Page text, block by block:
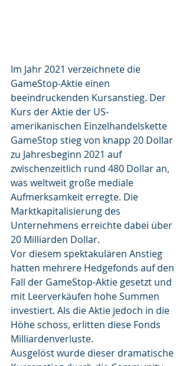
Im Jahr 2021 verzeichnete die
GameStop-Aktie einen
beeindruckenden Kursanstieg. Der
Kurs der Aktie der US-
amerikanischen Einzelhandelskette
GameStop stieg von knapp 20 Dollar
zu Jahresbeginn 2021 auf
zwischenzeitlich rund 480 Dollar an,
was weltweit große mediale
Aufmerksamkeit erregte. Die
Marktkapitalisierung des
Unternehmens erreichte dabei über
20 Milliarden Dollar.
Vor diesem spektakulären Anstieg
hatten mehrere Hedgefonds auf den
Fall der GameStop-Aktie gesetzt und
mit Leerverkäufen hohe Summen
investiert. Als die Aktie jedoch in die
Höhe schoss, erlitten diese Fonds
Milliardenverluste.
Ausgelöst wurde dieser dramatische